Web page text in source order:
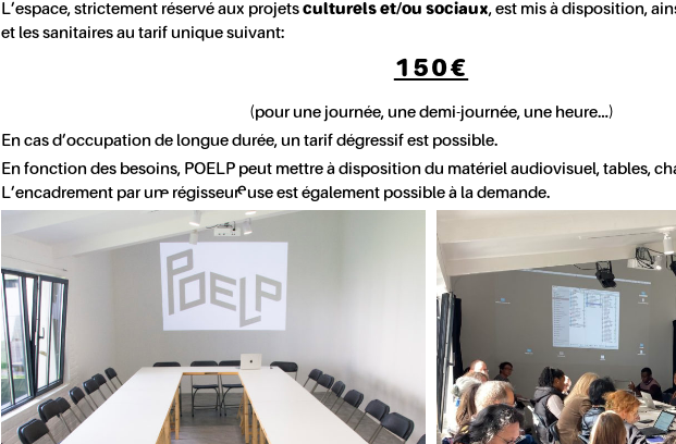
L’espace, strictement réservé aux projets culturels et/ou sociaux, est mis à disposition,
et les sanitaires au tarif unique suivant:
150€
(pour une journée, une demi-journée, une heure…)
En cas d’occupation de longue durée, un tarif dégressif est possible.
En fonction des besoins, POELP peut mettre à disposition du matériel audiovisuel, tables,
L’encadrement par un·e régisseur·euse est également possible à la demande.